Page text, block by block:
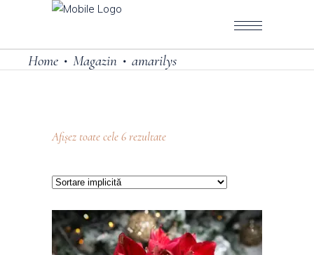
Home • Magazin • amarilys
Afișez toate cele 6 rezultate